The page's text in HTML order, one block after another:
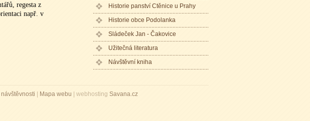
Historie panství Ctěnice u Prahy
Historie obce Podolanka
Sládeček Jan - Čakovice
Užitečná literatura
Návštěvní kniha
regesta z
např. v
Mapa webu | webhosting Savana.cz